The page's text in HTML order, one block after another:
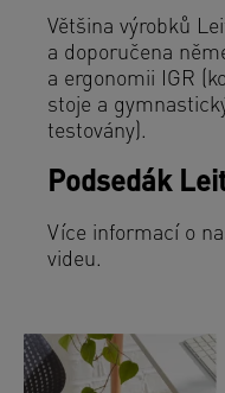
Většina výrobků
a doporučena
a ergonomii IGR
stoje a
testovány).
Podsedák
Více informací o
videu.